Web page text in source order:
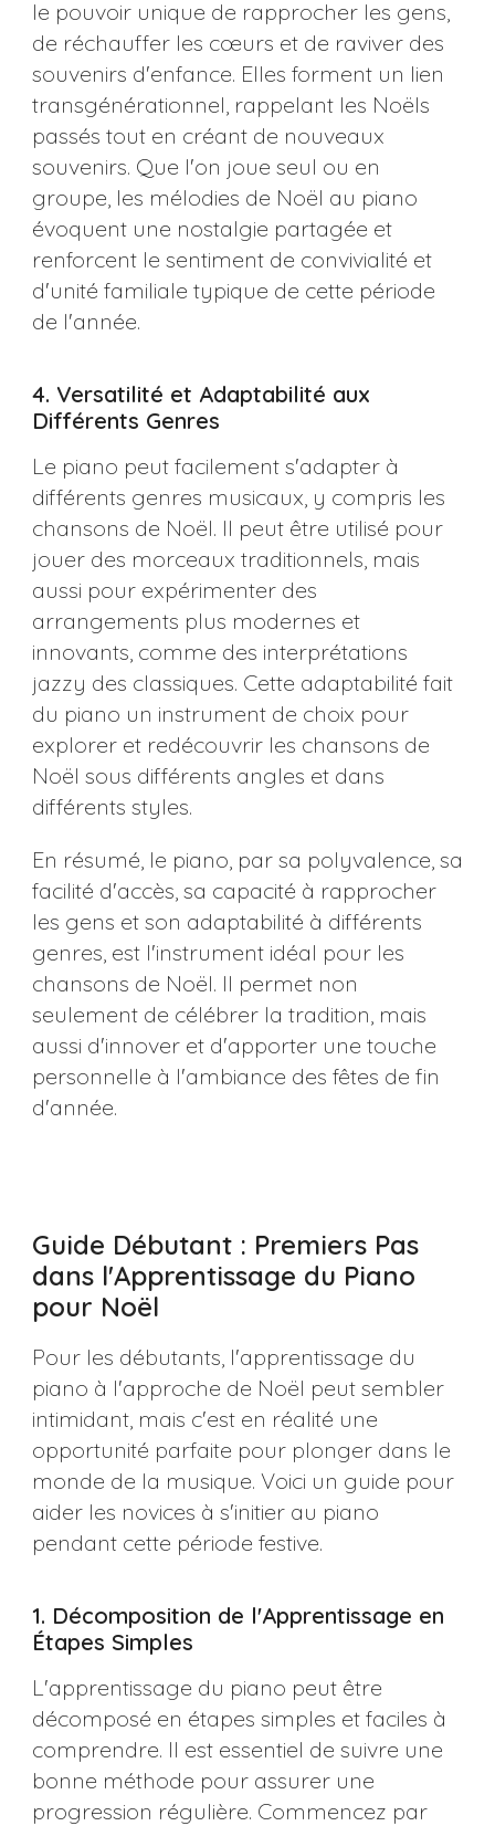
le pouvoir unique de rapprocher les gens,
de réchauffer les cœurs et de raviver des
souvenirs d'enfance. Elles forment un lien
transgénérationnel, rappelant les Noëls
passés tout en créant de nouveaux
souvenirs. Que l'on joue seul ou en
groupe, les mélodies de Noël au piano
évoquent une nostalgie partagée et
renforcent le sentiment de convivialité et
d'unité familiale typique de cette période
de l'année​​.
4. Versatilité et Adaptabilité aux
Différents Genres
Le piano peut facilement s'adapter à
différents genres musicaux, y compris les
chansons de Noël. Il peut être utilisé pour
jouer des morceaux traditionnels, mais
aussi pour expérimenter des
arrangements plus modernes et
innovants, comme des interprétations
jazzy des classiques. Cette adaptabilité fait
du piano un instrument de choix pour
explorer et redécouvrir les chansons de
Noël sous différents angles et dans
différents styles.
En résumé, le piano, par sa polyvalence, sa
facilité d'accès, sa capacité à rapprocher
les gens et son adaptabilité à différents
genres, est l'instrument idéal pour les
chansons de Noël. Il permet non
seulement de célébrer la tradition, mais
aussi d'innover et d'apporter une touche
personnelle à l'ambiance des fêtes de fin
d'année.
Guide Débutant : Premiers Pas
dans l'Apprentissage du Piano
pour Noël
Pour les débutants, l'apprentissage du
piano à l'approche de Noël peut sembler
intimidant, mais c'est en réalité une
opportunité parfaite pour plonger dans le
monde de la musique. Voici un guide pour
aider les novices à s'initier au piano
pendant cette période festive.
1. Décomposition de l'Apprentissage en
Étapes Simples
L'apprentissage du piano peut être
décomposé en étapes simples et faciles à
comprendre. Il est essentiel de suivre une
bonne méthode pour assurer une
progression régulière. Commencez par